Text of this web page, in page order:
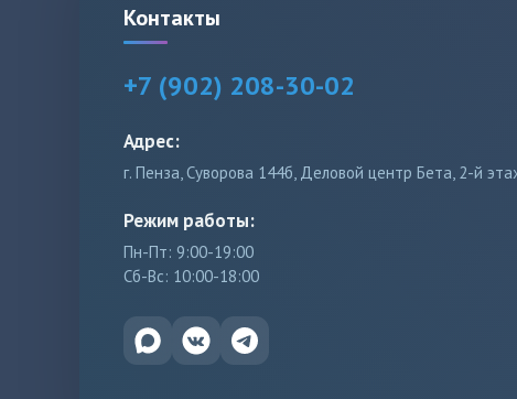
Контакты
+7 (902) 208-30-02
Адрес:
г. Пенза, Суворова 144б, Деловой центр Бета, 2-й
Режим работы:
Пн-Пт: 9:00-19:00
Сб-Вс: 10:00-18:00